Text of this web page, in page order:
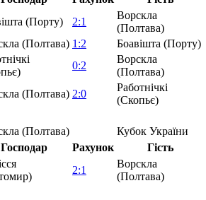
(Порту) 2:1
Ворскла
(Полтава)
(Полтава) 1:2
Боавішта (Порту)
0:2
Ворскла
(Полтава)
(Полтава) 2:0
Работнічкі
(Скопьє)
(Полтава)
Кубок України
Господар Рахунок
Гість
2:1
Ворскла
(Полтава)